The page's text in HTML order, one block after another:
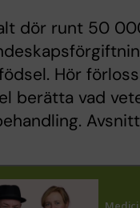
dör runt 50
Hör
berätta vad